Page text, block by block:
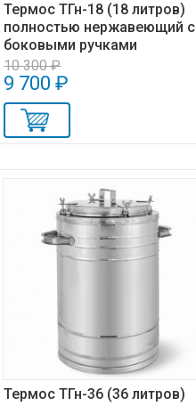
Термос ТГн-18 (18 литров)
полностью нержавеющий с
боковыми ручками
10 300 ₽
9 700 ₽
Термос ТГн-36 (36 литров)